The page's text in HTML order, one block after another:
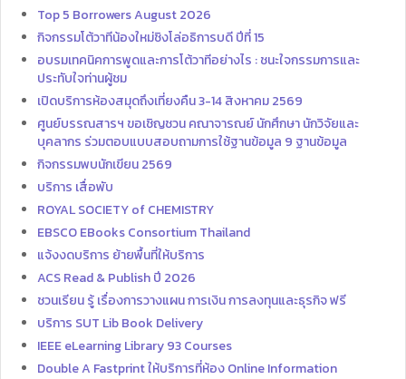
Top 5 Borrowers August 2026
กิจกรรมโต้วาทีน้องใหม่ชิงโล่อธิการบดี ปีที่ 15
อบรมเทคนิคการพูดและการโต้วาทีอย่างไร : ชนะใจกรรมการและ
ประทับใจท่านผู้ชม
เปิดบริการห้องสมุดถึงเที่ยงคืน 3-14 สิงหาคม 2569
ศูนย์บรรณสารฯ ขอเชิญชวน คณาจารณย์ นักศึกษา นักวิจัยและ
บุคลากร ร่วมตอบแบบสอบถามการใช้ฐานข้อมูล 9 ฐานข้อมูล
กิจกรรมพบนักเขียน 2569
บริการ เสื่อพับ
ROYAL SOCIETY of CHEMISTRY
EBSCO EBooks Consortium Thailand
แจ้งงดบริการ ย้ายพื้นที่ให้บริการ
ACS Read & Publish ปี 2026
ชวนเรียน รู้ เรื่องการวางแผน การเงิน การลงทุนและธุรกิจ ฟรี
บริการ SUT Lib Book Delivery
IEEE eLearning Library 93 Courses
Double A Fastprint ให้บริการที่ห้อง Online Information